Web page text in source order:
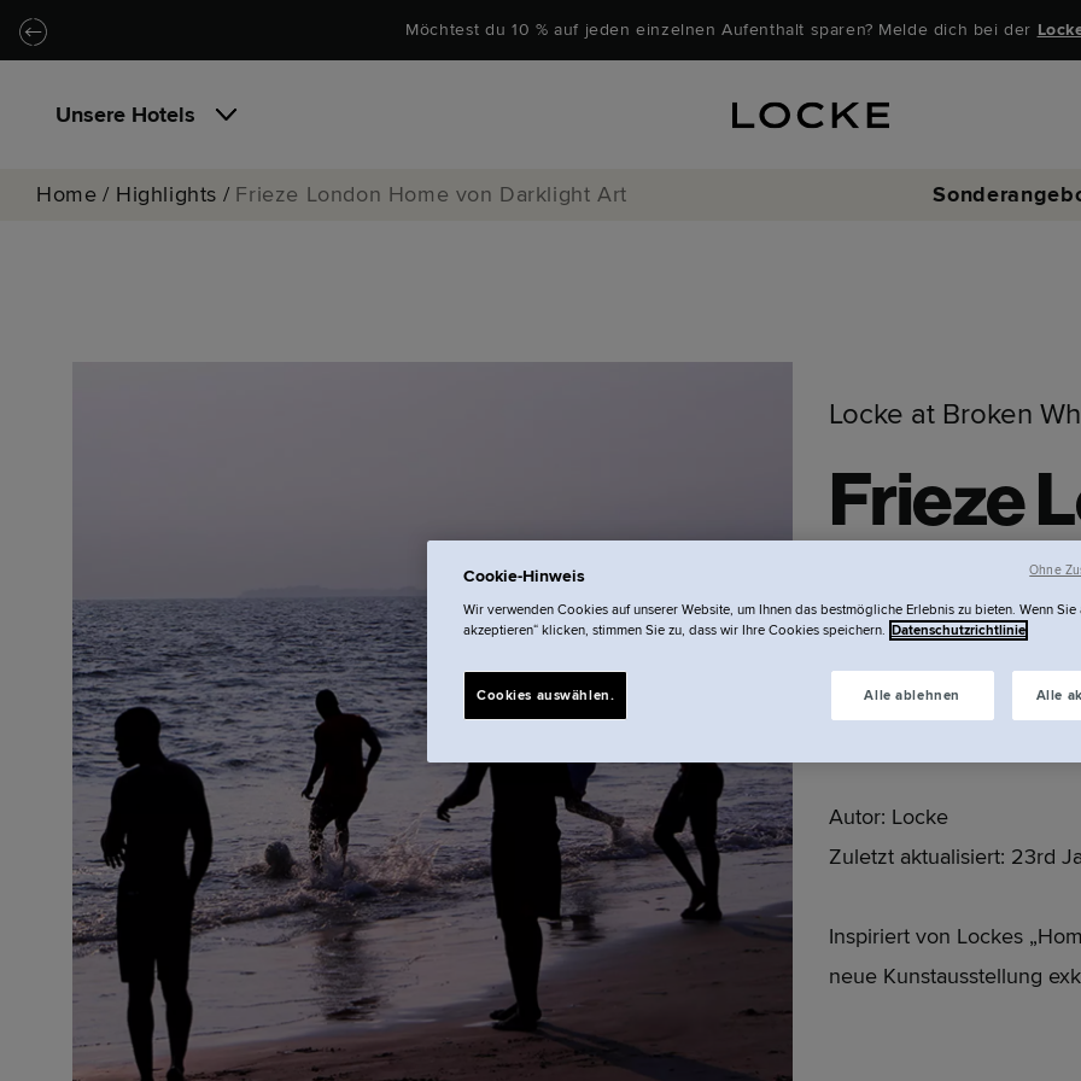
Zu Hauptinhalt springen
Locke.Header.SkipToNav Möchtest du 10 % auf jeden einzelnen Aufenthalt sparen? Melde dich bei der
Unsere Hotels
Home / Highlights / Frieze London Home von Darklight Art
Locke at Broken
Frieze
Art.
Autor: Locke
Zuletzt aktualisiert: 23rd
Inspiriert von Lockes
neue Kunstausstellung
Cookie-Hinweis
Wir verwenden Cookies auf unserer Website, um Ihnen das bestmögliche Erlebnis zu bieten. Wenn Sie
akzeptieren“ klicken, stimmen Sie zu, dass wir Ihre Cookies speichern. Datenschutzrichtlinie
Alle ablehnen Alle
Cookies auswählen.
Ohne